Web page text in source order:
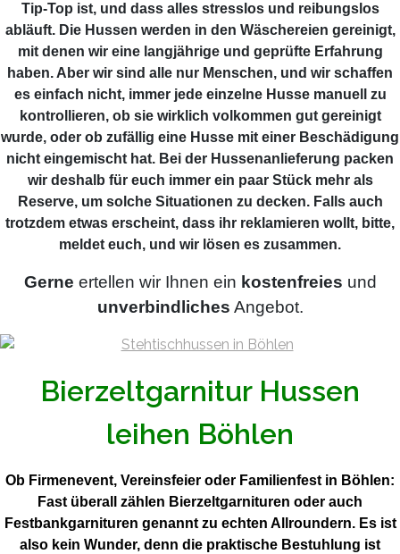
Tip-Top ist, und dass alles stresslos und reibungslos
abläuft. Die Hussen werden in den Wäschereien gereinigt,
mit denen wir eine langjährige und geprüfte Erfahrung
haben. Aber wir sind alle nur Menschen, und wir schaffen
es einfach nicht, immer jede einzelne Husse manuell zu
kontrollieren, ob sie wirklich volkommen gut gereinigt
wurde, oder ob zufällig eine Husse mit einer Beschädigung
nicht eingemischt hat. Bei der Hussenanlieferung packen
wir deshalb für euch immer ein paar Stück mehr als
Reserve, um solche Situationen zu decken. Falls auch
trotzdem etwas erscheint, dass ihr reklamieren wollt, bitte,
meldet euch, und wir lösen es zusammen.
Gerne ertellen wir Ihnen ein kostenfreies und
unverbindliches Angebot.
Bierzeltgarnitur Hussen
leihen Böhlen
Ob Firmenevent, Vereinsfeier oder Familienfest in Böhlen:
Fast überall zählen Bierzeltgarnituren oder auch
Festbankgarnituren genannt zu echten Allroundern. Es ist
also kein Wunder, denn die praktische Bestuhlung ist